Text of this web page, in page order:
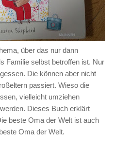
über das nur dann
Familie selbst betroffen ist. Nur
Die können aber nicht
passiert. Wieso die
vielleicht umziehen
Dieses Buch erklärt
beste Oma der Welt ist auch
Oma der Welt.